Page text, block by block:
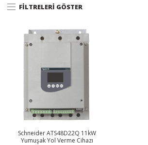
FILTRELERI GÖSTER
Schneider ATS48D22Q 11kW
Yumuşak Yol Verme Cihazı